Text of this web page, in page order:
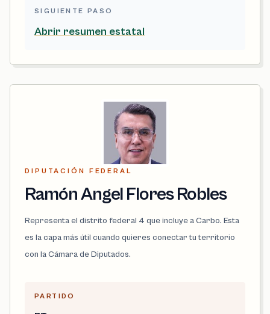
SIGUIENTE PASO
Abrir resumen estatal
DIPUTACIÓN FEDERAL
Ramón Angel Flores Robles
Representa el distrito federal 4 que incluye a Carbo. Esta
es la capa más útil cuando quieres conectar tu territorio
con la Cámara de Diputados.
PARTIDO